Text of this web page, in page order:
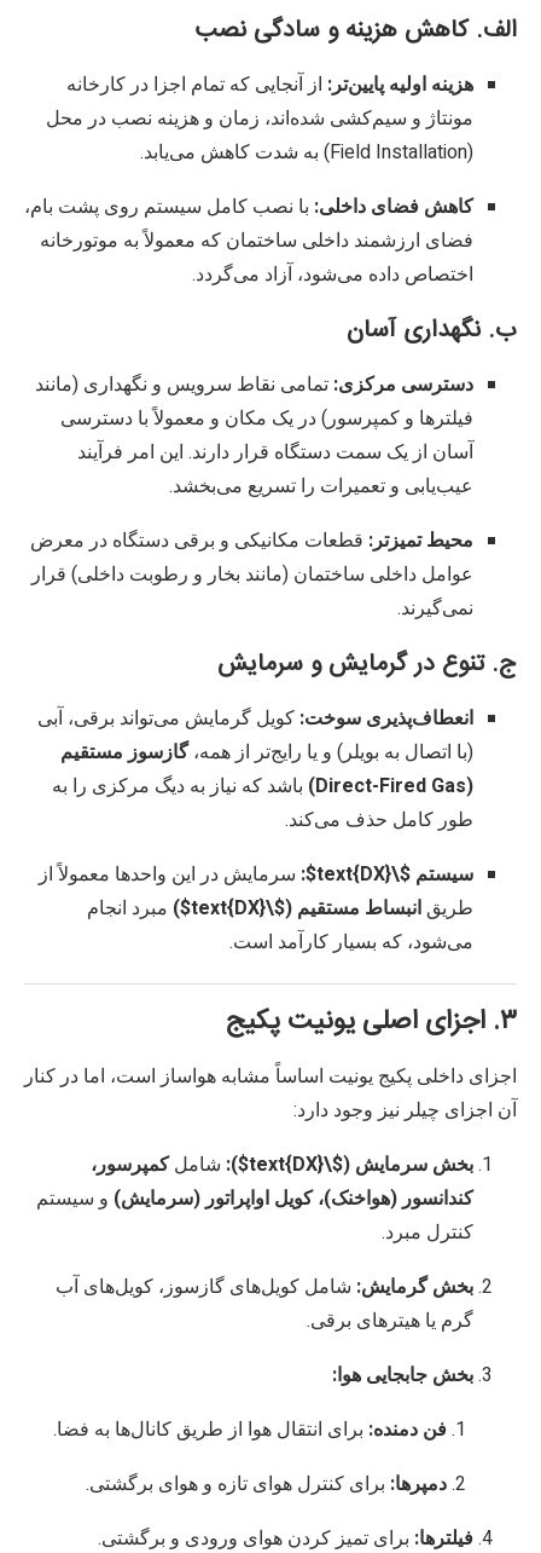
الف. کاهش هزینه و سادگی نصب
هزینه اولیه پایین‌تر: از آنجایی که تمام اجزا در کارخانه
مونتاژ و سیم‌کشی شده‌اند، زمان و هزینه نصب در محل
(Field Installation) به شدت کاهش می‌یابد.
کاهش فضای داخلی: با نصب کامل سیستم روی پشت بام،
فضای ارزشمند داخلی ساختمان که معمولاً به موتورخانه
اختصاص داده می‌شود، آزاد می‌گردد.
ب. نگهداری آسان
دسترسی مرکزی: تمامی نقاط سرویس و نگهداری (مانند
فیلترها و کمپرسور) در یک مکان و معمولاً با دسترسی
آسان از یک سمت دستگاه قرار دارند. این امر فرآیند
عیب‌یابی و تعمیرات را تسریع می‌بخشد.
محیط تمیزتر: قطعات مکانیکی و برقی دستگاه در معرض
عوامل داخلی ساختمان (مانند بخار و رطوبت داخلی) قرار
نمی‌گیرند.
ج. تنوع در گرمایش و سرمایش
انعطاف‌پذیری سوخت: کویل گرمایش می‌تواند برقی، آبی
(با اتصال به بویلر) و یا رایج‌تر از همه،گازسوز مستقیم
(Direct-Fired Gas)
باشد که نیاز به دیگ مرکزی را به
طور کامل حذف می‌کند.
سیستم $\text{DX}$
: سرمایش در این واحدها معمولاً از
طریقانبساط مستقیم ($\text{DX}$
) مبرد انجام
می‌شود، که بسیار کارآمد است.
۳. اجزای اصلی یونیت پکیج
اجزای داخلی پکیج یونیت اساساً مشابه هواساز است، اما در کنار
آن اجزای چیلر نیز وجود دارد:
بخش سرمایش ($\text{DX}$
): شاملکمپرسور،
کندانسور (هواخنک)، کویل اواپراتور (سرمایش) و سیستم
کنترل مبرد.
بخش گرمایش: شامل کویل‌های گازسوز، کویل‌های آب
گرم یا هیترهای برقی.
بخش جابجایی هوا:
فن دمنده: برای انتقال هوا از طریق کانال‌ها به فضا.
دمپرها: برای کنترل هوای تازه و هوای برگشتی.
فیلترها: برای تمیز کردن هوای ورودی و برگشتی.